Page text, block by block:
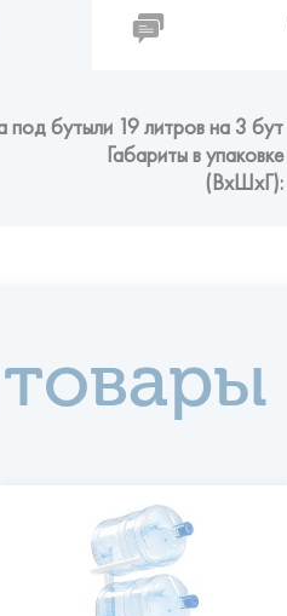
под бутыли 19 литров на 3 бут
Габариты в упаковке
(ВxШxГ):